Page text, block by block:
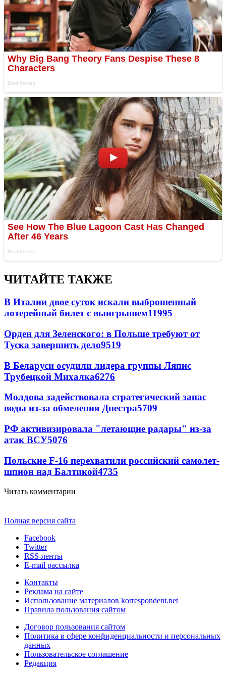
ЧИТАЙТЕ ТАКЖЕ
В Италии двое суток искали выброшенный
лотерейный билет с выигрышем11995
Орден для Зеленского: в Польше требуют от
Туска завершить дело9519
В Беларуси осудили лидера группы Ляпис
Трубецкой Михалка6276
Молдова задействовала стратегический запас
воды из-за обмеления Днестра5709
РФ активизировала "летающие радары" из-за
атак ВСУ5076
Польские F-16 перехватили российский самолет-
шпион над Балтикой4735
Читать комментарии
Полная версия сайта
Facebook
Twitter
RSS-ленты
E-mail рассылка
Контакты
Реклама на сайте
Использование материалов korrespondent.net
Правила пользования сайтом
Договор пользования сайтом
Политика в сфере конфиденциальности и персональных
данных
Пользовательское соглашение
Редакция